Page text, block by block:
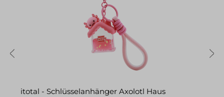
itotal - Schlüsselanhänger Axolotl Haus